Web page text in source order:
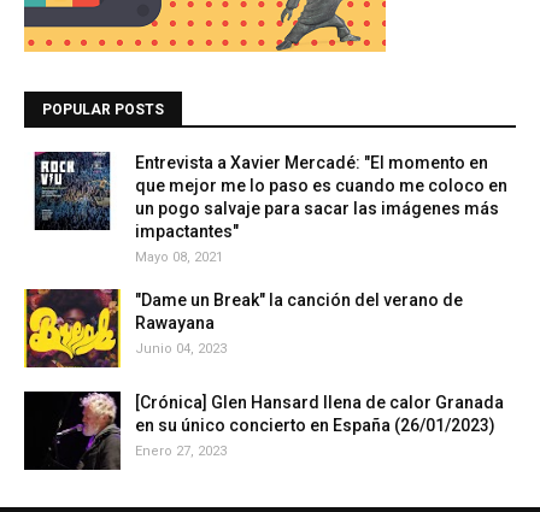
POPULAR POSTS
Entrevista a Xavier Mercadé: "El momento en
que mejor me lo paso es cuando me coloco en
un pogo salvaje para sacar las imágenes más
impactantes"
Mayo 08, 2021
"Dame un Break" la canción del verano de
Rawayana
Junio 04, 2023
[Crónica] Glen Hansard llena de calor Granada
en su único concierto en España (26/01/2023)
Enero 27, 2023